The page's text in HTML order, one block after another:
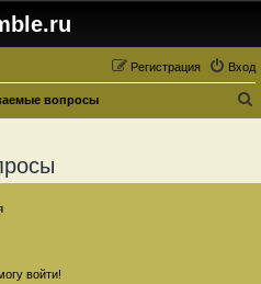
Вход
Регистрация
вопросы
войти!